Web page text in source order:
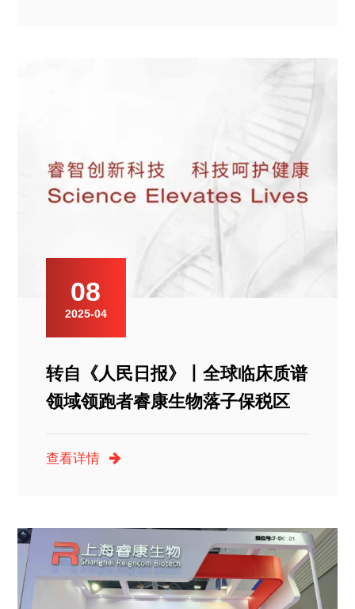
08
2025-04
转自《人民日报》丨全球临床质谱
领域领跑者睿康生物落子保税区
查看详情